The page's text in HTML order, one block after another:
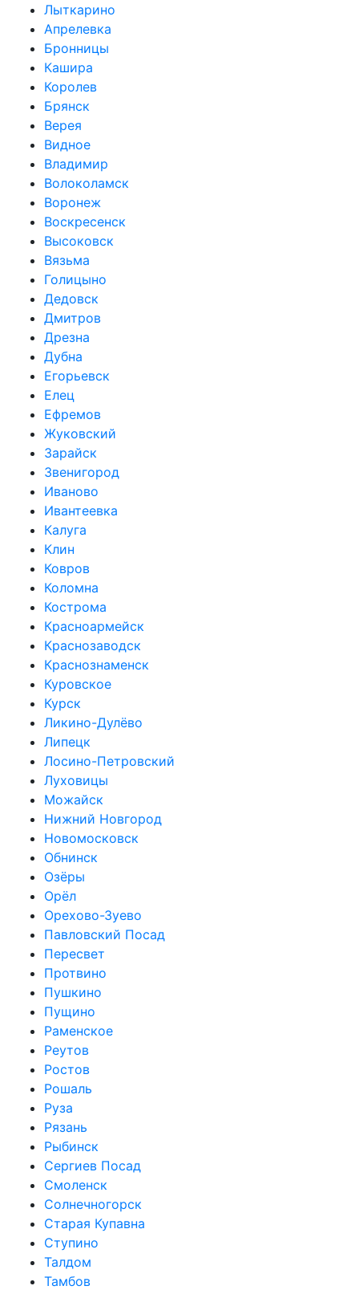
Лыткарино
Апрелевка
Бронницы
Кашира
Королев
Брянск
Верея
Видное
Владимир
Волоколамск
Воронеж
Воскресенск
Высоковск
Вязьма
Голицыно
Дедовск
Дмитров
Дрезна
Дубна
Егорьевск
Елец
Ефремов
Жуковский
Зарайск
Звенигород
Иваново
Ивантеевка
Калуга
Клин
Ковров
Коломна
Кострома
Красноармейск
Краснозаводск
Краснознаменск
Куровское
Курск
Ликино-Дулёво
Липецк
Лосино-Петровский
Луховицы
Можайск
Нижний Новгород
Новомосковск
Обнинск
Озёры
Орёл
Орехово-Зуево
Павловский Посад
Пересвет
Протвино
Пушкино
Пущино
Раменское
Реутов
Ростов
Рошаль
Руза
Рязань
Рыбинск
Сергиев Посад
Смоленск
Солнечногорск
Старая Купавна
Ступино
Талдом
Тамбов